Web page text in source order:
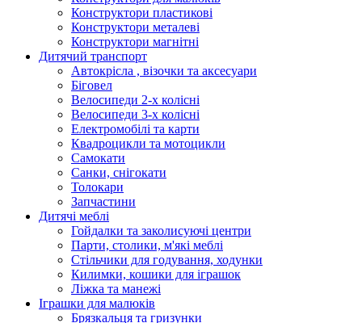
Конструктори пластикові
Конструктори металеві
Конструктори магнітні
Дитячий транспорт
Автокрісла , візочки та аксесуари
Біговел
Велосипеди 2-х колісні
Велосипеди 3-х колісні
Електромобілі та карти
Квадроцикли та мотоцикли
Самокати
Санки, снігокати
Толокари
Запчастини
Дитячі меблі
Гойдалки та заколисуючі центри
Парти, столики, м'які меблі
Стільчики для годування, ходунки
Килимки, кошики для іграшок
Ліжка та манежі
Іграшки для малюків
Брязкальця та гризунки